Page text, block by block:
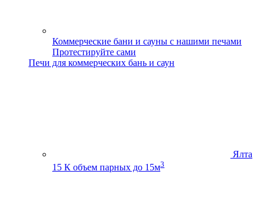
Коммерческие бани и сауны с нашими печами
Протестируйте сами
Печи для коммерческих бань и саун
Ялта
15 К объем парных до 15м3